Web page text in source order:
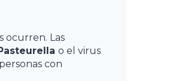
ocurren. Las
o el virus
con